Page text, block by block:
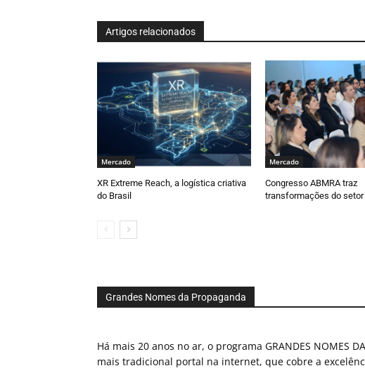
Artigos relacionados
Mercado
XR Extreme Reach, a logística criativa
do Brasil
Mercado
Congresso ABMRA traz
transformações do setor
Grandes Nomes da Propaganda
Há mais 20 anos no ar, o programa GRANDES NOMES
mais tradicional portal na internet, que cobre a